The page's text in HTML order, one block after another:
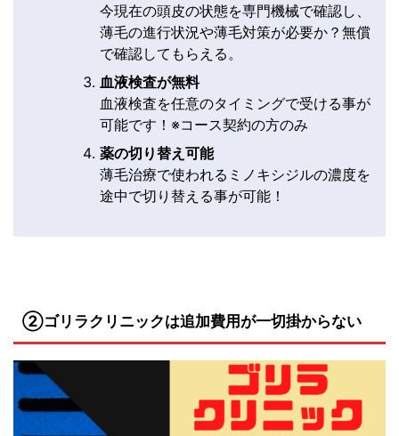
今現在の頭皮の状態を専門機械で確認し、
薄毛の進行状況や薄毛対策が必要か？無償
で確認してもらえる。
血液検査が無料
血液検査を任意のタイミングで受ける事が
可能です！※コース契約の方のみ
薬の切り替え可能
薄毛治療で使われるミノキシジルの濃度を
途中で切り替える事が可能！
②ゴリラクリニックは追加費用が一切掛からない